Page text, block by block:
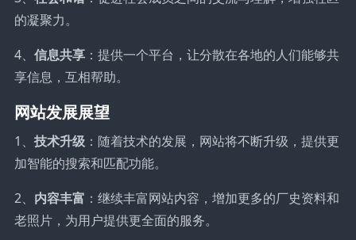
的凝聚力。
4、 信息共享：提供一个平台，让分散在各地的人们能够共
享信息，互相帮助。
网站发展展望
1、 技术升级：随着技术的发展，网站将不断升级，提供更
加智能的搜索和匹配功能。
2、 内容丰富 ：继续丰富网站内容，增加更多的厂史资料和
老照片，为用户提供更全面的服务。